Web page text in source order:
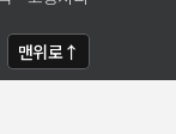
맨위로↑